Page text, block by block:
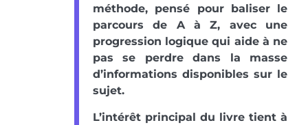
méthode, pensé pour baliser le
parcours de A à Z, avec une
progression logique qui aide à ne
pas se perdre dans la masse
d’informations disponibles sur le
sujet.
L’intérêt principal du livre tient à